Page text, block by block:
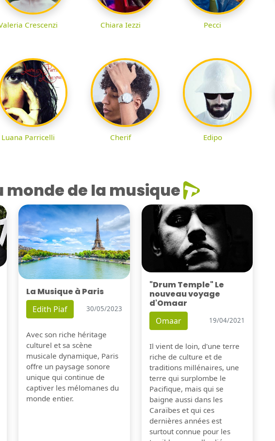
Crescenzi Chiara Iezzi Pecci
Luana Parricelli Cherif Edipo
de la musique
La Musique à Paris
Edith Piaf 30/05/2023
Avec son riche héritage
culturel et sa scène
musicale dynamique, Paris
offre un paysage sonore
unique qui continue de
captiver les mélomanes du
monde entier.
"Drum Temple" Le
nouveau voyage
d'Omaar
Omaar 19/04/2021
Il vient de loin, d'une terre
riche de culture et de
traditions millénaires, une
terre qui surplombe le
Pacifique, mais qui se
baigne aussi dans les
Caraïbes et qui ces
dernières années est
surtout connue pour les